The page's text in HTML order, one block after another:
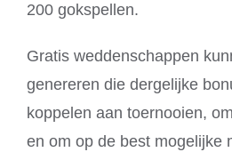
200 gokspellen.
Gratis weddenschappen
genereren die dergelijke
koppelen aan toernooien,
en om op de best mogelijke